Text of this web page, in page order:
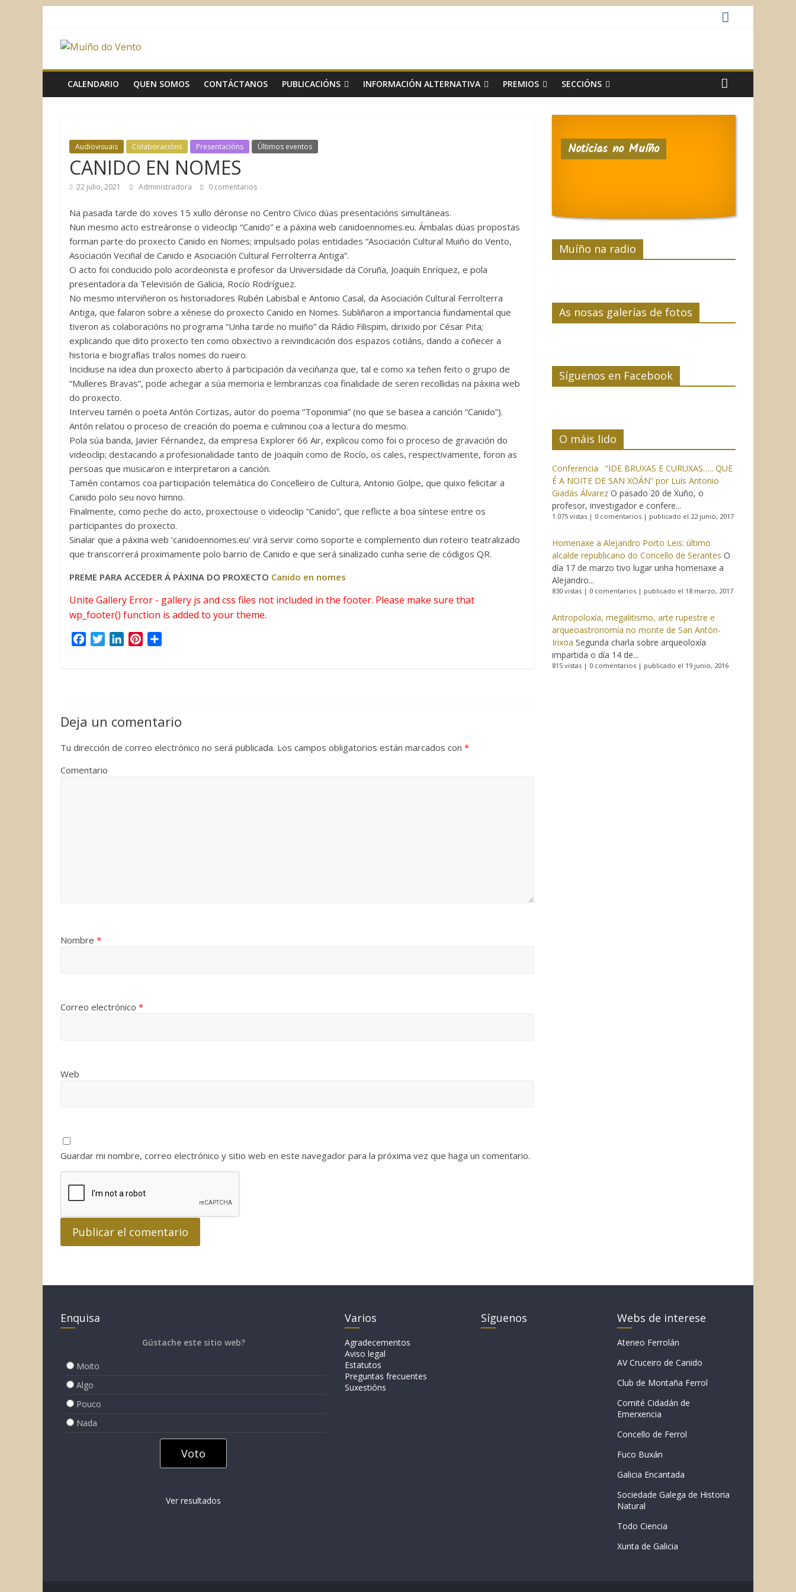
contenido
Muíño
do
Asociación
Sociocultural
CALENDARIO QUEN SOMOS CONTÁCTANOS PUBLICACIÓNS INFORMACIÓN ALTERNATIVA PREMIOS SECCIÓNS
Audiovisuais Colaboracións Presentacións Últimos eventos
CANIDO EN NOMES
22 julio, 2021 Administradora 0 comentarios
Na pasada tarde do xoves 15 xullo déronse no Centro Cívico dúas presentacións simultáneas.
Nun mesmo acto estreáronse o videoclip “Canido” e a páxina web canidoennomes.eu. Ámbalas dúas propostas
forman parte do proxecto Canido en Nomes; impulsado polas entidades “Asociación Cultural Muiño do Vento,
Asociación Veciñal de Canido e Asociación Cultural Ferrolterra Antiga”.
O acto foi conducido polo acordeonista e profesor da Universidade da Coruña, Joaquín Enríquez, e pola
presentadora da Televisión de Galicia, Rocío Rodríguez.
No mesmo interviñeron os historiadores Rubén Labisbal e Antonio Casal, da Asociación Cultural Ferrolterra
Antiga, que falaron sobre a xénese do proxecto Canido en Nomes. Subliñaron a importancia fundamental que
tiveron as colaboracións no programa “Unha tarde no muiño” da Rádio Filispim, dirixido por César Pita;
explicando que dito proxecto ten como obxectivo a reivindicación dos espazos cotiáns, dando a coñecer a
historia e biografías tralos nomes do rueiro.
Incidiuse na idea dun proxecto aberto á participación da veciñanza que, tal e como xa teñen feito o grupo de
“Mulleres Bravas”, pode achegar a súa memoria e lembranzas coa finalidade de seren recollidas na páxina web
do proxecto.
Interveu tamén o poeta Antón Cortizas, autor do poema “Toponimia” (no que se basea a canción “Canido”).
Antón relatou o proceso de creación do poema e culminou coa a lectura do mesmo.
Pola súa banda, Javier Férnandez, da empresa Explorer 66 Air, explicou como foi o proceso de gravación do
videoclip; destacando a profesionalidade tanto de Joaquín como de Rocío, os cales, respectivamente, foron as
persoas que musicaron e interpretaron a canción.
Tamén contamos coa participación telemática do Concelleiro de Cultura, Antonio Golpe, que quixo felicitar a
Canido polo seu novo himno.
Finalmente, como peche do acto, proxectouse o videoclip “Canido”, que reflicte a boa síntese entre os
participantes do proxecto.
Sinalar que a páxina web ‘canidoennomes.eu’ virá servir como soporte e complemento dun roteiro teatralizado
que transcorrerá proximamente polo barrio de Canido e que será sinalizado cunha serie de códigos QR.
PREME PARA ACCEDER Á PÁXINA DO PROXECTO Canido en nomes
Unite Gallery Error - gallery js and css files not included in the footer. Please make sure that
wp_footer() function is added to your theme.
o
r
I
e
t
t
r
Deja un comentario
Tu dirección de correo electrónico no será publicada. Los campos obligatorios están marcados con *
Comentario
Nombre *
Correo electrónico *
Web
Guardar mi nombre, correo electrónico y sitio web en este navegador para la próxima vez que haga un comentario.
Noticias no Muíño
Muíño na radio
As nosas galerías de fotos
Síguenos en Facebook
O máis lido
Conferencia “IDE BRUXAS E CURUXAS….. QUE
É A NOITE DE SAN XOÁN” por Luís Antonio
Giadás Álvarez O pasado 20 de Xuño, o
profesor, investigador e confere...
1.075 vistas | 0 comentarios | publicado el 22 junio, 2017
Homenaxe a Alejandro Porto Leis: último
alcalde republicano do Concello de Serantes O
día 17 de marzo tivo lugar unha homenaxe a
Alejandro...
830 vistas | 0 comentarios | publicado el 18 marzo, 2017
Antropoloxía, megalitismo, arte rupestre e
arqueoastronomía no monte de San Antón-
Irixoa Segunda charla sobre arqueoloxía
impartida o día 14 de...
815 vistas | 0 comentarios | publicado el 19 junio, 2016
Enquisa
Gústache este sitio web?
Moito
Algo
Pouco
Nada
Ver resultados
Varios
Agradecementos
Aviso legal
Estatutos
Preguntas frecuentes
Suxestións
Síguenos Webs de interese
Ateneo Ferrolán
AV Cruceiro de Canido
Club de Montaña Ferrol
Comité Cidadán de
Emerxencia
Concello de Ferrol
Fuco Buxán
Galicia Encantada
Sociedade Galega de Historia
Natural
Todo Ciencia
Xunta de Galicia